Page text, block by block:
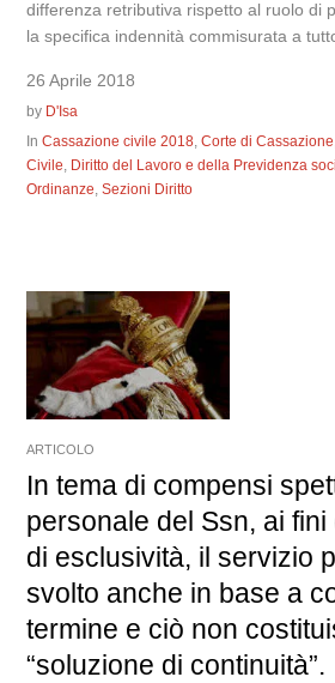
differenza retributiva rispetto al ruolo di
la specifica indennità commisurata a tutto
26 Aprile 2018
by D'Isa
InCassazione civile 2018 ,Corte di Cassazione
Civile Diritto del Lavoro e della Previdenza
Ordinanze ,Sezioni Diritto
ARTICOLO
In tema di compensi
personale del Ssn, ai fini
di esclusività, il servizio
svolto anche in base a
termine e ciò non
“soluzione di continuità”.